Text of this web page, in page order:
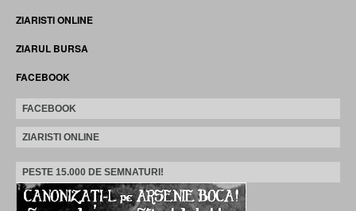
ZIARISTI ONLINE
ZIARUL BURSA
FACEBOOK
FACEBOOK
ZIARISTI ONLINE
PESTE 15.000 DE SEMNATURI!